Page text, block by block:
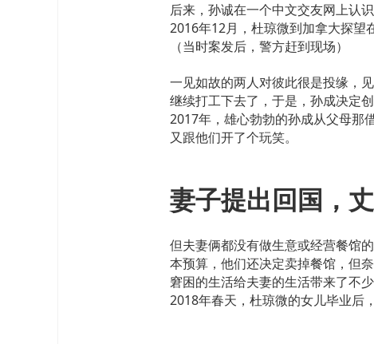
后来，孙诚在一个中文交友网上认
2016年12月，杜琼微到加拿大探望
（当时案发后，警方赶到现场）
一见如故的两人对彼此很是投缘，
继续打工下去了，于是，孙成决定创
2017年，雄心勃勃的孙成从父母那
又跟他们开了个玩笑。
妻子提出回国，
但夫妻俩都没有做生意或经营餐馆
本预算，他们还决定卖掉餐馆，但奈
窘困的生活给夫妻的生活带来了不
2018年春天，杜琼微的女儿毕业后